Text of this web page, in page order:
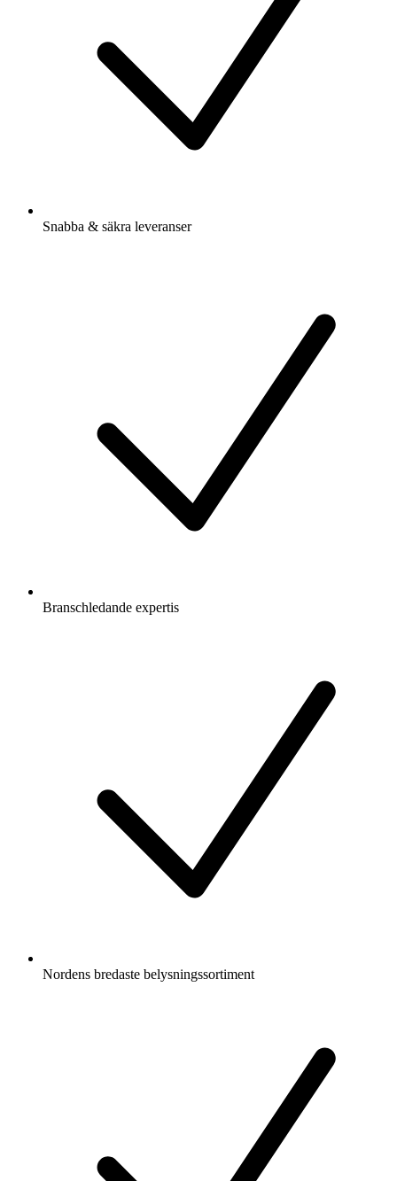
Snabba & säkra leveranser
Branschledande expertis
Nordens bredaste belysningssortiment